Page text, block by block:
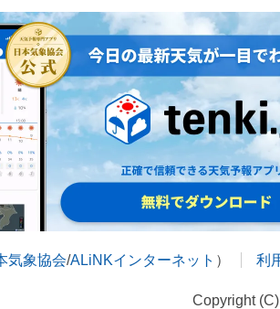
気象協会/ALiNKインターネット ） 利
Copyright